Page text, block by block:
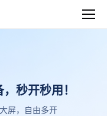
秒开秒用！
屏，自由多开